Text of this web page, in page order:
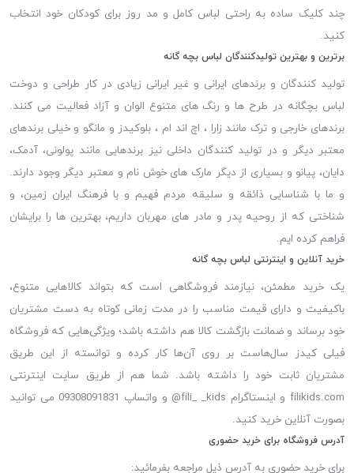
چند کلیک ساده به راحتی لباس کامل و مد روز برای کودکان خود انتخاب
کنید.
برترین و بهترین تولیدکنندگان لباس بچه گانه
تولید کنندگان و برندهای ایرانی و غیر ایرانی زیادی در کار طراحی و دوخت
لباس بچگانه در طرح ها و رنگ های متنوع الوان و آزاد فعالیت می کنند.
برندهای خارجی و ترک مانند زارا ، اچ اند ام ، بلوکیدز و مانگو و خیلی برندهای
معتبر دیگر و در تولید کنندگان داخلی نیز برندهایی مانند پولونی، آدمک،
دایان، پیانو و بسیاری از دیگر مارک های خوش نام و معتبر دیگر وجود دارند.
و ما با شناسایی ذائقه و سلیقه مردم فهیم و با فرهنگ ایران زمین، و
شناختی که از روحیه پدر و مادر های مهربان داریم، بهترین ها را برایشان
فراهم کرده ایم.
خرید آنلاین و اینترنتی لباس بچه گانه
یک خرید مطمئن، نیازمند فروشگاهی است که بتواند کالاهایی متنوع،
باکیفیت و دارای قیمت مناسب را در مدت زمانی کوتاه به دست مشتریان
خود برساند و ضمانت بازگشت کالا هم داشته باشد؛ ویژگی‌هایی که فروشگاه
فیلی کیدز سال‌هاست بر روی آن‌ها کار کرده و توانسته از این طریق
مشتریان ثابت خود را داشته باشد. شما هم از طریق سایت اینترنتی
filikids.com و اینستاگرام fili_ _kids@ و واتساپ 09308091831 می توانید
بصورت آنلاین خرید کنید.
آدرس فروشگاه برای خرید حضوری
برای خرید حضوری به آدرس ذیل مراجعه بفرمائید: